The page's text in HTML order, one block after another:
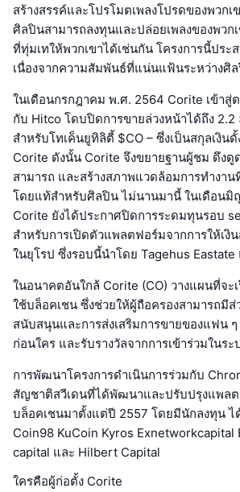
สร้างสรรค์และโปรโมตเพลงโปรดของพวก
ศิลปินสามารถลงทุนและปล่อยเพลงของพว
ที่ทุ่มเทให้พวกเขาได้เช่นกัน โครงการนี้ประ
เนื่องจากความสัมพันธ์ที่แน่นแฟ้นระหว่างศิ
ในเดือนกรกฎาคม พ.ศ. 2564 Corite เข้าสู่
กับ Hitco โดบปิดการขายล่วงหน้าได้ถึง 2.2
สำหรับโทเค็นยูทิลิตี้ $CO – ซึ่งเป็นสกุลเงิน
Corite ดังนั้น Corite จึงขยายฐานผู้ชม ดึง
สามารถ และสร้างสภาพแวดล้อมการทำงา
โดยแท้สำหรับศิลปิน ไม่นานมานี้ ในเดือนมิ
Corite ยังได้ประกาศปิดการระดมทุนรอบ
สำหรับการเปิดตัวแพลตฟอร์มจากการให้เ
ในยุโรป ซึ่งรอบนี้นำโดย Tagehus
ในอนาคตอันใกล้ Corite (CO) วางแผนที่จ
ใช้บล็อคเชน ซึ่งช่วยให้ผู้ถือครองสามารถมีส่
สนับสนุนและการส่งเสริมการขายของแฟน ๆ
ก่อนใคร และรับรางวัลจากการเข้าร่วมในร
การพัฒนาโครงการดำเนินการร่วมกับ
สัญชาติสวีเดนที่ได้พัฒนาและปรับปรุงแพล
บล็อคเชนมาตั้งแต่ปี 2557 โดยมีนักลงทุน ไ
Coin98 KuCoin Kyros Exnetworkcapital
capital และ Hilbert Capital
ใครคือผู้ก่อตั้ง Corite